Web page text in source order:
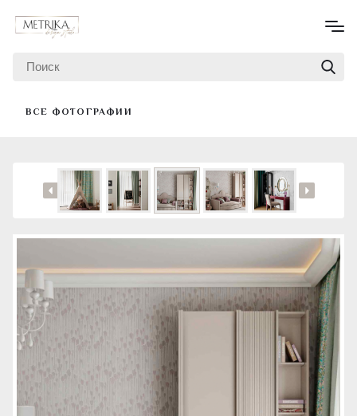
ВСЕ ФОТОГРАФИИ